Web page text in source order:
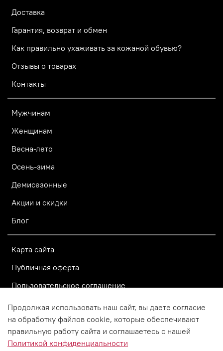
Доставка
Гарантия, возврат и обмен
Как правильно ухаживать за кожаной обувью?
Отзывы о товарах
Контакты
Мужчинам
Женщинам
Весна-лето
Осень-зима
Демисезонные
Акции и скидки
Блог
Карта сайта
Публичная оферта
Пользовательское соглашение
Политика конфиденциальности
© 2015–2026 Официальный
интернет-магазин Vorsh.
Продолжая использовать наш сайт, вы даете согласие
на обработку файлов cookie, которые обеспечивают
правильную работу сайта и соглашаетесь с нашей
Политикой конфиденциальности